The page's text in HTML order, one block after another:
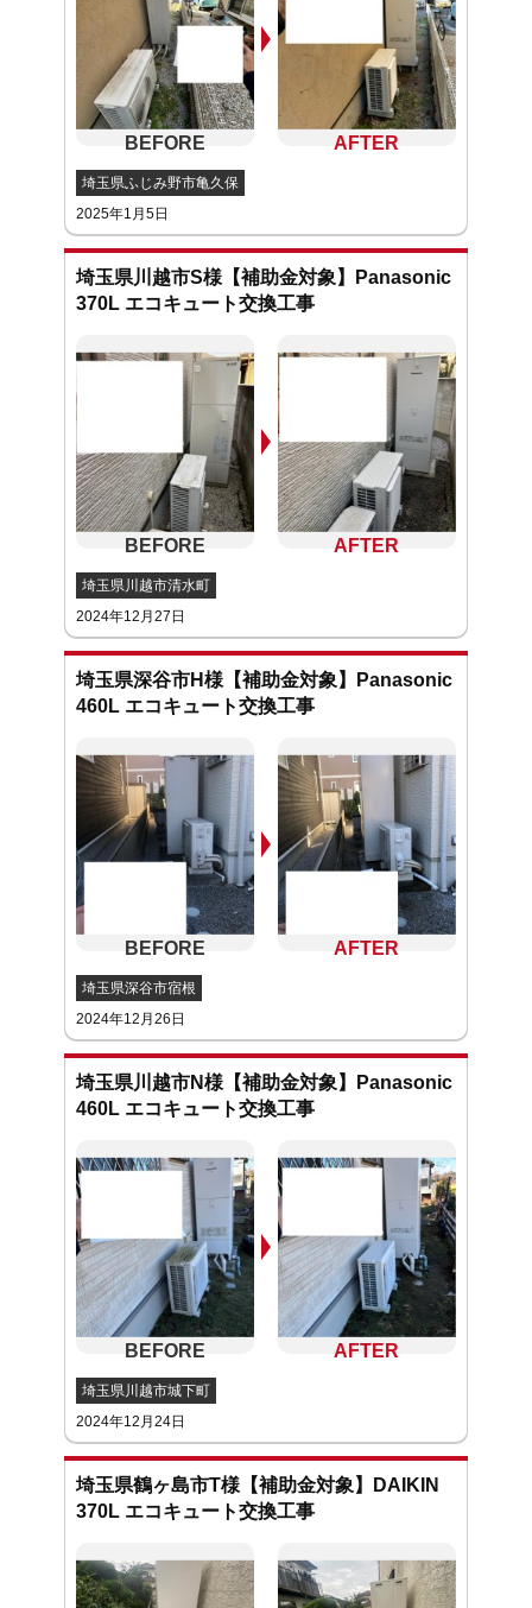
埼玉県ふじみ野市亀久保
2025年1月5日
埼玉県川越市S様【補助金対象】Panasonic
370L エコキュート交換工事
埼玉県川越市清水町
2024年12月27日
埼玉県深谷市H様【補助金対象】Panasonic
460L エコキュート交換工事
埼玉県深谷市宿根
2024年12月26日
埼玉県川越市N様【補助金対象】Panasonic
460L エコキュート交換工事
埼玉県川越市城下町
2024年12月24日
埼玉県鶴ヶ島市T様【補助金対象】DAIKIN
370L エコキュート交換工事